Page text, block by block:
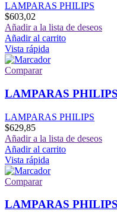
LAMPARAS PHILIPS
$603,02
Añadir a la lista de deseos
Añadir al carrito
Vista rápida
Comparar
LAMPARAS
LAMPARAS PHILIPS
$629,85
Añadir a la lista de deseos
Añadir al carrito
Vista rápida
Comparar
LAMPARAS